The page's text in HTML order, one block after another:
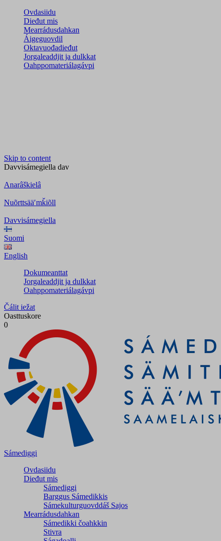
Ovdasiidu
Dieđut mis
Mearrádusdahkan
Áigeguovdil
Oktavuođadieđut
Jorgaleaddjit ja dulkkat
Oahppomateriálagávpi
Skip to content
Davvisámegiella dav
Anarâškielâ
Nuõrttsääʹmǩiõll
Davvisámegiella
Suomi
English
Dokumeanttat
Jorgaleaddjit ja dulkkat
Oahppomateriálagávpi
Čálit iežat
Oasttuskore
0
Sámediggi
Ovdasiidu
Dieđut mis
Sámediggi
Barggus Sámedikkis
Sámekulturguovddáš Sajos
Mearrádusdahkan
Sámedikki čoahkkin
Stivra